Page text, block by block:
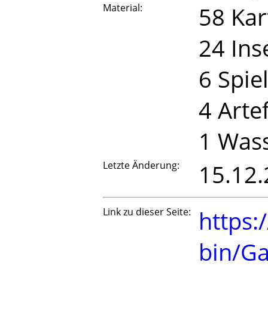
Material:
58
24
6
4
1
Letzte Änderung:
Link zu dieser Seite:
bin/